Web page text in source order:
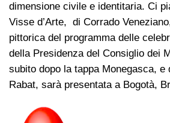
dimensione civile e identitaria. Ci
Visse d’Arte, di Corrado
pittorica del programma delle
della Presidenza del Consiglio dei
subito dopo la tappa Monegasca, e
Rabat, sarà presentata a Bogotà,